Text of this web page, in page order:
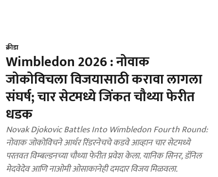
क्रीडा
Wimbledon 2026 : नोवाक
जोकोविचला विजयासाठी करावा लागला
संघर्ष; चार सेटमध्ये जिंकत चौथ्या फेरीत
धडक
Novak Djokovic Battles Into Wimbledon Fourth Round:
नोवाक जोकोविचने आर्थर रिंडरनेचचे कडवे आव्हान चार सेटमध्ये
परतवत विम्बल्डनच्या चौथ्या फेरीत प्रवेश केला. यानिक सिनर, डॅनिल
मेदवेदेव आणि नाओमी ओसाकानेही दमदार विजय मिळवला.